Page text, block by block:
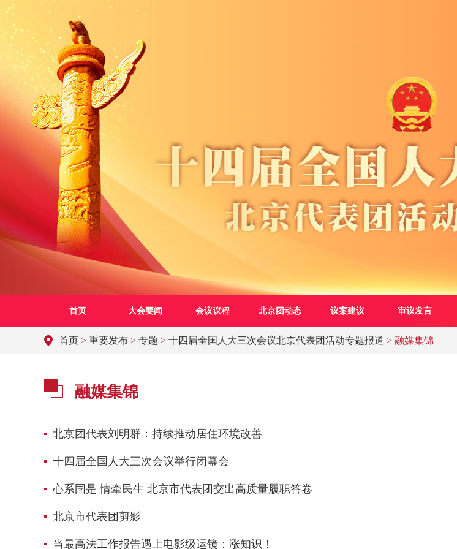
首页 大会要闻 会议议程 北京团动态 议案建议 审议发言
首页 > 重要发布 > 专题 > 十四届全国人大三次会议北京代表团活动专题报道 > 融媒集锦
融媒集锦
北京团代表刘明群：持续推动居住环境改善
十四届全国人大三次会议举行闭幕会
心系国是 情牵民生 北京市代表团交出高质量履职答卷
北京市代表团剪影
当最高法工作报告遇上电影级运镜：涨知识！